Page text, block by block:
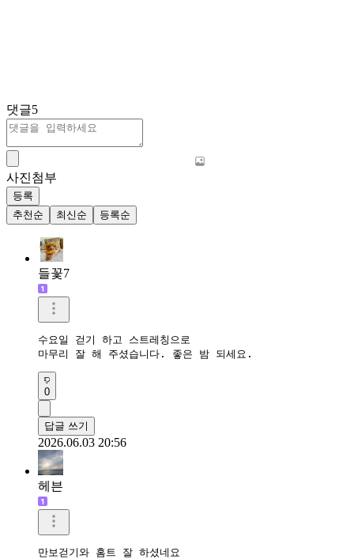
댓글5
사진첨부
등록
추천순
최신순 등록순
들꽃7
수요일 걷기 하고 스트레칭으로
마무리 잘 해 주셨습니다. 좋은 밤 되세요.
0
답글 쓰기
2026.06.03 20:56
헤븐
만보걷기와 홈트 잘 하셨네요